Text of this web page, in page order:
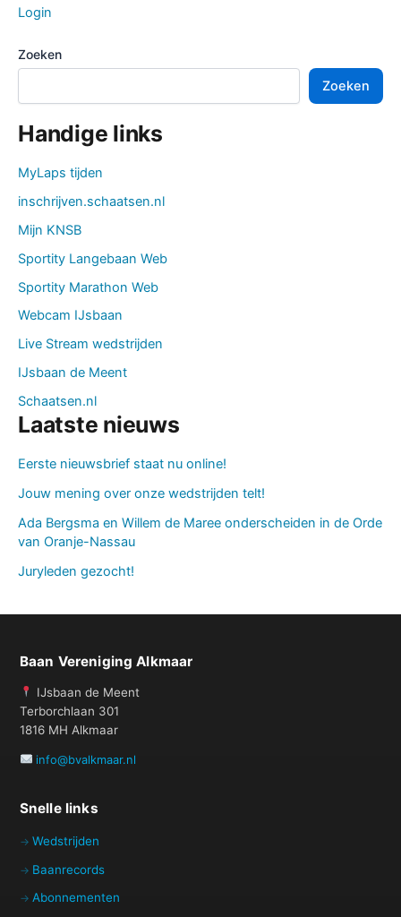
Login
Zoeken
Zoeken
Handige links
MyLaps tijden
inschrijven.schaatsen.nl
Mijn KNSB
Sportity Langebaan Web
Sportity Marathon Web
Webcam IJsbaan
Live Stream wedstrijden
IJsbaan de Meent
Schaatsen.nl
Laatste nieuws
Eerste nieuwsbrief staat nu online!
Jouw mening over onze wedstrijden telt!
Ada Bergsma en Willem de Maree onderscheiden in de Orde
van Oranje-Nassau
Juryleden gezocht!
Baan Vereniging Alkmaar
IJsbaan de Meent
Terborchlaan 301
1816 MH Alkmaar
info@bvalkmaar.nl
Snelle links
Wedstrijden
Baanrecords
Abonnementen